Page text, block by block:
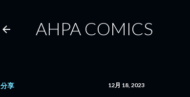
AHPA COMICS
分享 12月 18, 2023